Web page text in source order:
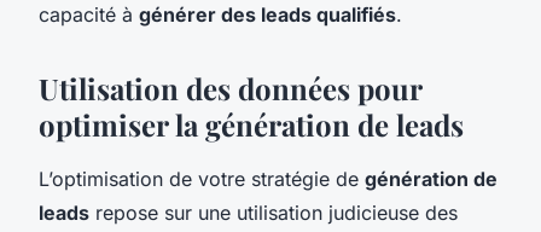
capacité à générer des leads qualifiés.
Utilisation des données pour
optimiser la génération de leads
L’optimisation de votre stratégie de génération de
leads repose sur une utilisation judicieuse des